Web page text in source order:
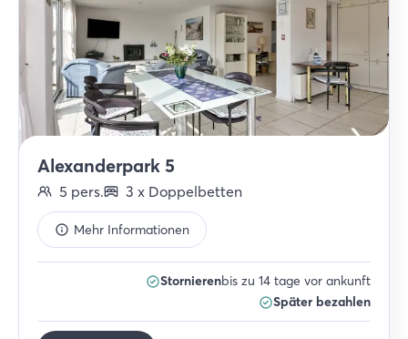
Alexanderpark 5
5 pers. 3 x Doppelbetten
Mehr Informationen
Stornierenbis zu 14 tage vor ankunft
Später bezahlen